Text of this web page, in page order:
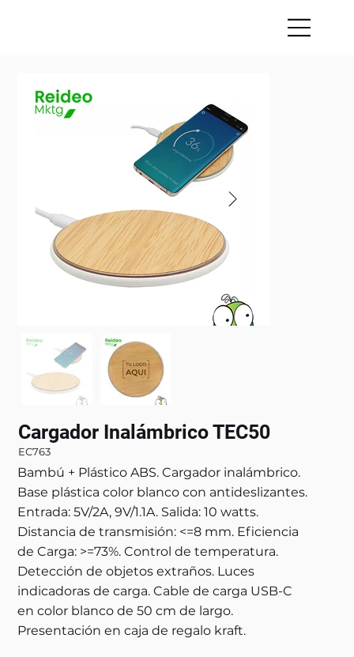
Cargador Inalámbrico TEC50
EC763
Bambú + Plástico ABS. Cargador inalámbrico.
Base plástica color blanco con antideslizantes.
Entrada: 5V/2A, 9V/1.1A. Salida: 10 watts.
Distancia de transmisión: <=8 mm. Eficiencia
de Carga: >=73%. Control de temperatura.
Detección de objetos extraños. Luces
indicadoras de carga. Cable de carga USB-C
en color blanco de 50 cm de largo.
Presentación en caja de regalo kraft.